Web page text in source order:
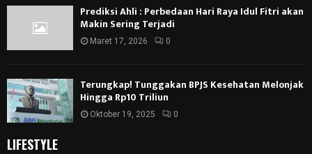
Prediksi Ahli : Perbedaan Hari Raya Idul Fitri akan
Makin Sering Terjadi
Maret 17, 2026 0
Terungkap! Tunggakan BPJS Kesehatan Melonjak
Hingga Rp10 Triliun
Oktober 19, 2025 0
LIFESTYLE